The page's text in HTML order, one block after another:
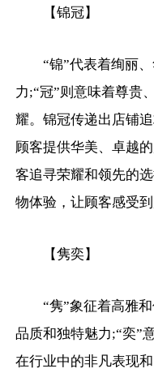
【锦冠】
“锦”代表着绚丽
力;“冠”则意味着尊贵
耀。锦冠传递出店铺
顾客提供华美、卓越
客追寻荣耀和领先的
物体验，让顾客感受
【隽奕】
“隽”象征着高雅
品质和独特魅力;“奕”
在行业中的非凡表现